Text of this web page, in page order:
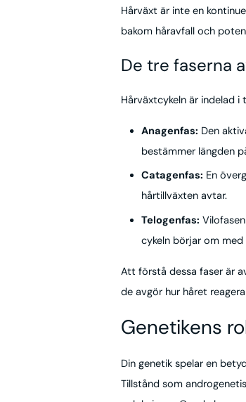
Hårväxt är inte en
bakom håravfall och
De tre faserna
Hårväxtcykeln är indelad i
Anagenfas: Den
bestämmer längden
Catagenfas: En
hårtillväxten avtar.
Telogenfas:
cykeln börjar om
Att förstå dessa faser är
de avgör hur håret
Genetikens
Din genetik spelar en
Tillstånd som